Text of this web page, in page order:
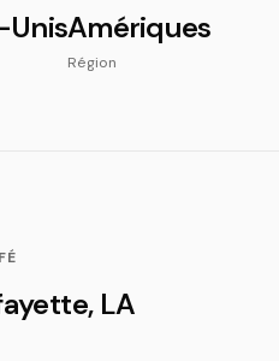
UnisAmériques
Région
LA